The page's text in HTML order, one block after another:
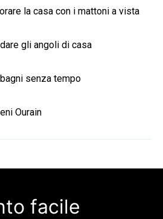
la casa con i mattoni a vista
gli angoli di casa
senza tempo
Ourain
facile